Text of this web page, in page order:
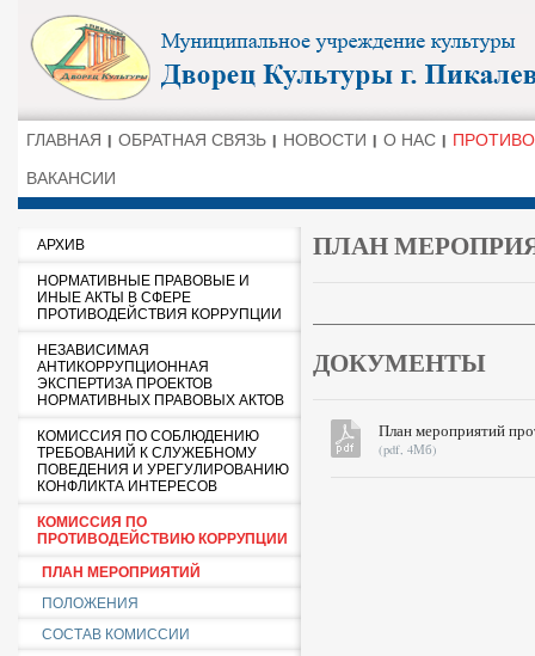
ГЛАВНАЯ ОБРАТНАЯ СВЯЗЬ НОВОСТИ О НАС
ВАКАНСИИ
АРХИВ
НОРМАТИВНЫЕ ПРАВОВЫЕ И
ИНЫЕ АКТЫ В СФЕРЕ
ПРОТИВОДЕЙСТВИЯ КОРРУПЦИИ
НЕЗАВИСИМАЯ
АНТИКОРРУПЦИОННАЯ
ЭКСПЕРТИЗА ПРОЕКТОВ
НОРМАТИВНЫХ ПРАВОВЫХ АКТОВ
КОМИССИЯ ПО СОБЛЮДЕНИЮ
ТРЕБОВАНИЙ К СЛУЖЕБНОМУ
ПОВЕДЕНИЯ И УРЕГУЛИРОВАНИЮ
КОНФЛИКТА ИНТЕРЕСОВ
КОМИССИЯ ПО
ПРОТИВОДЕЙСТВИЮ КОРРУПЦИИ
ПЛАН МЕРОПРИЯТИЙ
ПОЛОЖЕНИЯ
СОСТАВ КОМИССИИ
ПЛАН
ДОКУМЕНТЫ
План мероприятий
(pdf, 4Мб)